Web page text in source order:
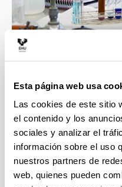
Esta página web usa
Las cookies de este sitio
el contenido y los
sociales y analizar el
información sobre el uso
nuestros partners de
web, quienes pueden
Profesorado con
investigadora,
en las áreas
Contacto directo
incluye grupos y
punteras.